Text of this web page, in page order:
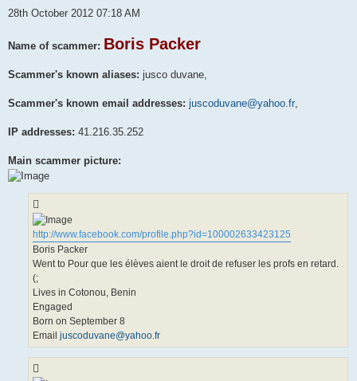
r
p
t
28th October 2012 07:18 AM
Name of scammer: Boris Packer
Scammer's known aliases: jusco duvane,
Scammer's known email addresses: juscoduvane@yahoo.fr,
IP addresses: 41.216.35.252
Main scammer picture:
http://www.facebook.com/profile.php?id=100002633423125
Boris Packer
Went to Pour que les élèves aient le droit de refuser les profs en retard.
(;
Lives in Cotonou, Benin
Engaged
Born on September 8
Email juscoduvane@yahoo.fr